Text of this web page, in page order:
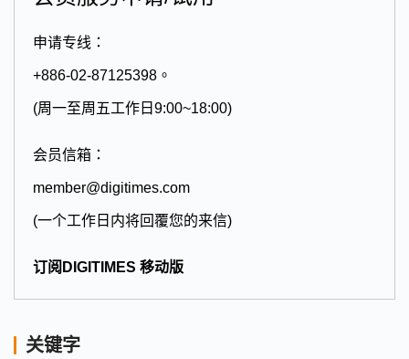
申请专线：
+886-02-87125398。
(周一至周五工作日9:00~18:00)
会员信箱：
member@digitimes.com
(一个工作日内将回覆您的来信)
订阅DIGITIMES 移动版
关键字